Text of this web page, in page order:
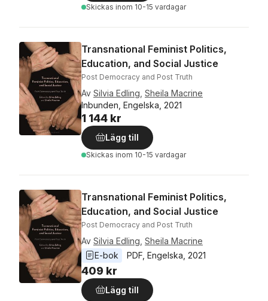
Skickas inom 10-15 vardagar
Transnational Feminist Politics,
Education, and Social Justice
Post Democracy and Post Truth
Av Silvia Edling Sheila Macrine
Inbunden, Engelska, 2021
1 144 kr
Lägg till
Skickas inom 10-15 vardagar
Transnational Feminist Politics,
Education, and Social Justice
Post Democracy and Post Truth
Av Silvia Edling Sheila Macrine
E-bok
PDF Engelska 2021
409 kr
Lägg till